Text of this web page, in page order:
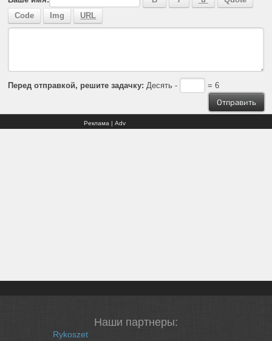
Перед отправкой, решите задачку: Десять - = 6
Реклама | Adv
Наши партнеры:
Rykoszet